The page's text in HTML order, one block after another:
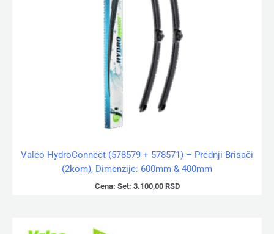
Valeo HydroConnect (578579 + 578571) – Prednji Brisači
(2kom), Dimenzije: 600mm & 400mm
Cena: Set: 3.100,00 RSD